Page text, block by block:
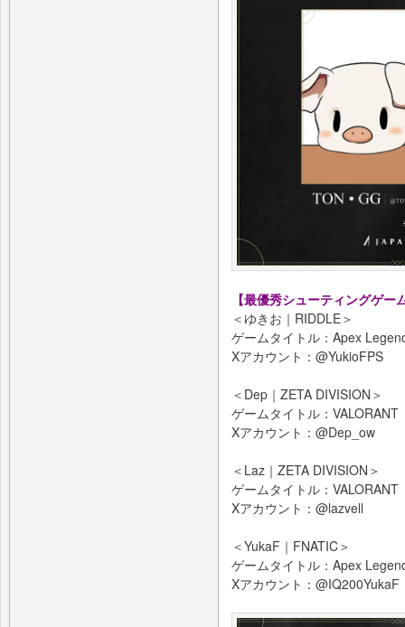
【最優秀シューティングゲー
＜ゆきお｜RIDDLE＞
ゲームタイトル：Apex
Xアカウント：@YukioFPS
＜Dep｜ZETA DIVISION＞
ゲームタイトル：VALORANT
Xアカウント：@Dep_ow
＜Laz｜ZETA DIVISION＞
ゲームタイトル：VALORANT
Xアカウント：@lazvell
＜YukaF｜FNATIC＞
ゲームタイトル：Apex
Xアカウント：@IQ200YukaF